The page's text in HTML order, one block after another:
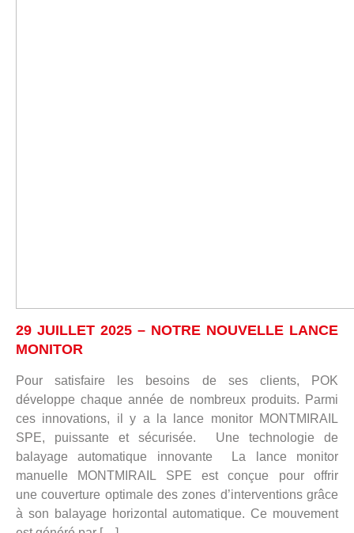
29 JUILLET 2025 – NOTRE NOUVELLE LANCE
MONITOR
Pour satisfaire les besoins de ses clients, POK
développe chaque année de nombreux produits. Parmi
ces innovations, il y a la lance monitor MONTMIRAIL
SPE, puissante et sécurisée. Une technologie de
balayage automatique innovante La lance monitor
manuelle MONTMIRAIL SPE est conçue pour offrir
une couverture optimale des zones d’interventions grâce
à son balayage horizontal automatique. Ce mouvement